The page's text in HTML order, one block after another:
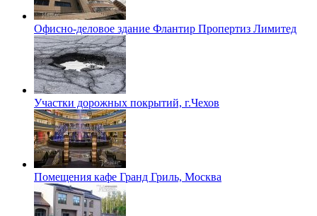
Офисно-деловое здание Флантир Пропертиз Лимитед
Участки дорожных покрытий, г.Чехов
Помещения кафе Гранд Гриль, Москва